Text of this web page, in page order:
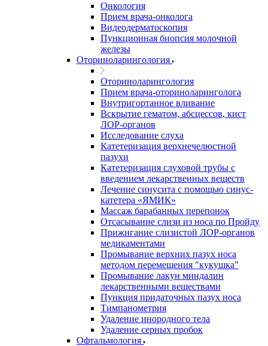
Онкология
Прием врача-онколога
Видеодерматоскопия
Пункционная биопсия молочной
железы
Оториноларингология
Оториноларингология
Прием врача-оториноларинголога
Внутригортанное вливание
Вскрытие гематом, абсцессов, кист
ЛОР-органов
Исследование слуха
Катетеризация верхнечелюстной
пазухи
Катетеризация слуховой трубы с
введением лекарственных веществ
Лечение синусита с помощью синус-
катетера «ЯМИК»
Массаж барабанных перепонок
Отсасывание слизи из носа по Пройду
Прижигание слизистой ЛОР-органов
медикаментами
Промывание верхних пазух носа
методом перемещения "кукушка"
Промывание лакун миндалин
лекарственными веществами
Пункция придаточных пазух носа
Тимпанометрия
Удаление инородного тела
Удаление серных пробок
Офтальмология